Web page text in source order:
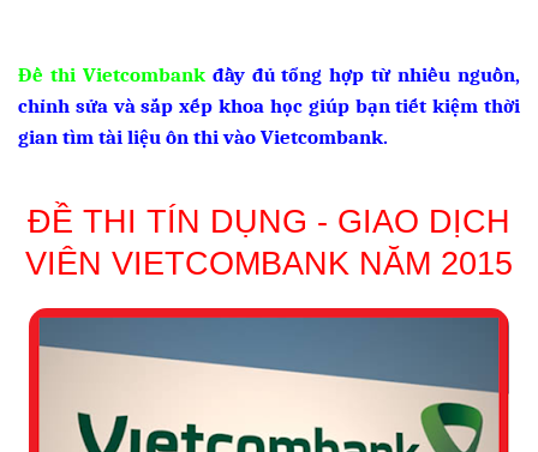
Đề thi Vietcombank đầy đủ tổng hợp từ nhiều nguồn,
chỉnh sửa và sắp xếp khoa học giúp bạn tiết kiệm thời
gian tìm tài liệu ôn thi vào Vietcombank.
ĐỀ THI TÍN DỤNG - GIAO DỊCH
VIÊN VIETCOMBANK NĂM 2015